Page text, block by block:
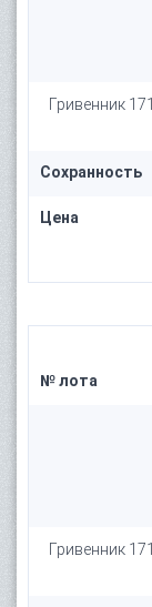
Гривенник
Сохранность
Цена
№ лота
Гривенник